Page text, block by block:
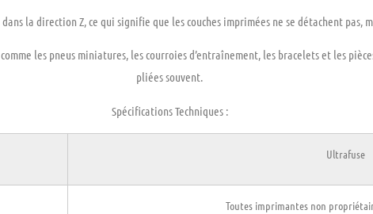
dans la direction Z, ce qui signifie que les couches imprimées ne se détachent pas,
comme les pneus miniatures, les courroies d’entraînement, les bracelets et les
pliées souvent.
Spécifications Techniques :
Ultrafuse
Toutes imprimantes non